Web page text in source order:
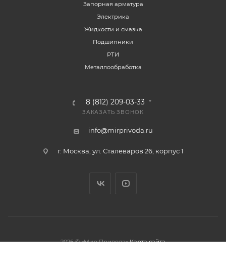
Запорная арматура
Электрика
Жидкости и смазка
Подшипники
РТИ
Металлообработка
8 (812) 209-03-33
ЗАКАЗАТЬ ЗВОНОК
info@mirprivoda.ru
г. Москва, ул. Сталеваров 26, корпус 1
2026 © «Мир Привода» Карта сайта